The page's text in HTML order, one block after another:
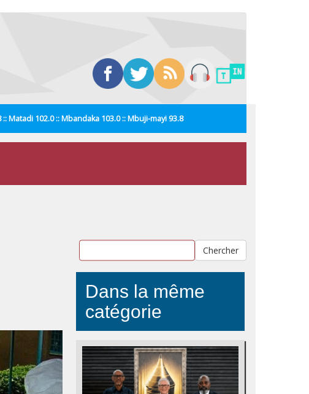
Matadi 102.0 :: Mbandaka 103.0 :: Mbuji-mayi 93.8
Chercher
Dans la même
catégorie